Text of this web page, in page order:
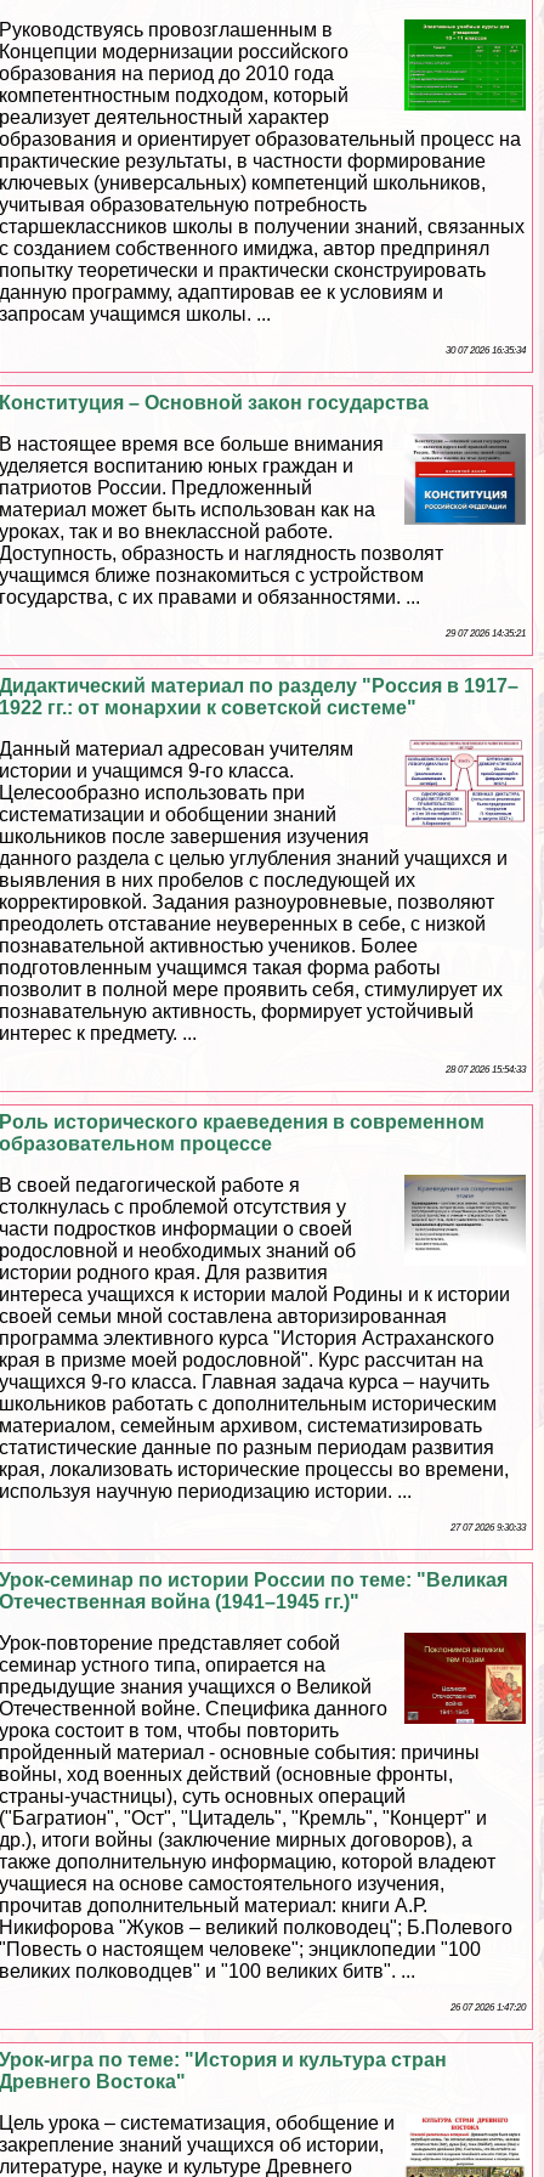
Руководствуясь провозглашенным в
Концепции модернизации российского
образования на период до 2010 года
компетентностным подходом, который
реализует деятельностный хаpaктер
образования и ориентирует образовательный процесс на
пpaктические результаты, в частности формирование
ключевых (универсальных) компетенций школьников,
учитывая образовательную потребность
старшеклассников школы в получении знаний, связанных
с созданием собственного имиджа, автор предпринял
попытку теоретически и пpaктически сконструировать
данную программу, адаптировав ее к условиям и
запросам учащимся школы. ...
30 07 2026 16:35:34
Конституция – Основной закон государства
В настоящее время все больше внимания
уделяется воспитанию юных граждан и
патриотов России. Предложенный
материал может быть использован как на
уроках, так и во внеклассной работе.
Доступность, образность и наглядность позволят
учащимся ближе познакомиться с устройством
государства, с их правами и обязанностями. ...
29 07 2026 14:35:21
Дидактический материал по разделу "Россия в 1917–
1922 гг.: от монархии к советской системе"
Данный материал адресован учителям
истории и учащимся 9-го класса.
Целесообразно использовать при
систематизации и обобщении знаний
школьников после завершения изучения
данного раздела с целью углубления знаний учащихся и
выявления в них пробелов с последующей их
корректировкой. Задания разноуровневые, позволяют
преодолеть отставание неуверенных в себе, с низкой
познавательной активностью учеников. Более
подготовленным учащимся такая форма работы
позволит в полной мере проявить себя, стимулирует их
познавательную активность, формирует устойчивый
интерес к предмету. ...
28 07 2026 15:54:33
Роль исторического краеведения в современном
образовательном процессе
В своей педагогической работе я
столкнулась с проблемой отсутствия у
части подростков информации о своей
родословной и необходимых знаний об
истории родного края. Для развития
интереса учащихся к истории малой Родины и к истории
своей семьи мной составлена авторизированная
программа элективного курса "История Астpaxaнского
края в призме моей родословной". Курс рассчитан на
учащихся 9-го класса. Главная задача курса – научить
школьников работать с дополнительным историческим
материалом, семейным архивом, систематизировать
статистические данные по разным периодам развития
края, локализовать исторические процессы во времени,
используя научную периодизацию истории. ...
27 07 2026 9:30:33
Урок-семинар по истории России по теме: "Великая
Отечественная война (1941–1945 гг.)"
Урок-повторение представляет собой
семинар устного типа, опирается на
предыдущие знания учащихся о Великой
Отечественной войне. Специфика данного
урока состоит в том, чтобы повторить
пройденный материал - основные события: причины
войны, ход военных действий (основные фронты,
страны-участницы), суть основных операций
("Багратион", "Ост", "Цитадель", "Кремль", "Концерт" и
др.), итоги войны (заключение мирных договоров), а
также дополнительную информацию, которой владеют
учащиеся на основе самостоятельного изучения,
прочитав дополнительный материал: книги А.Р.
Никифорова "Жуков – великий полководец"; Б.Полевого
"Повесть о настоящем человеке"; энциклопедии "100
великих полководцев" и "100 великих битв". ...
26 07 2026 1:47:20
Урок-игра по теме: "История и культура стран
Древнего Востока"
Цель урока – систематизация, обобщение и
закрепление знаний учащихся об истории,
литературе, науке и культуре Древнего